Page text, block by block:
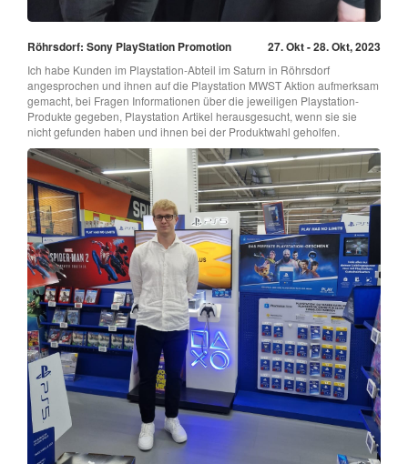
Röhrsdorf: Sony PlayStation Promotion 27. Okt - 28. Okt, 2023
Ich habe Kunden im Playstation-Abteil im Saturn in Röhrsdorf
angesprochen und ihnen auf die Playstation MWST Aktion aufmerksam
gemacht, bei Fragen Informationen über die jeweiligen Playstation-
Produkte gegeben, Playstation Artikel herausgesucht, wenn sie sie
nicht gefunden haben und ihnen bei der Produktwahl geholfen.